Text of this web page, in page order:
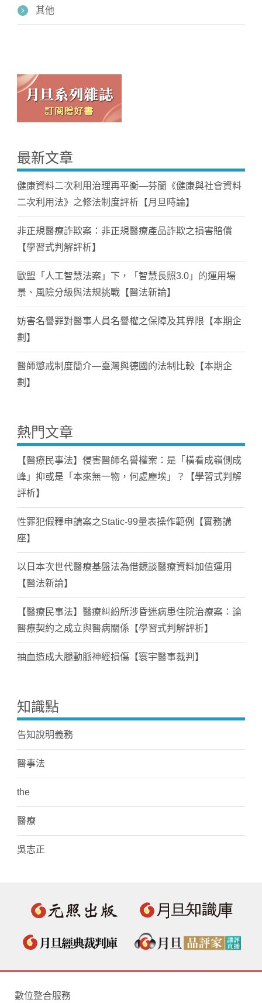
其他
最新文章
健康資料二次利用治理再平衡—芬蘭《健康與社會資料
二次利用法》之修法制度評析【月旦時論】
非正規醫療詐欺案：非正規醫療產品詐欺之損害賠償
【學習式判解評析】
歐盟「人工智慧法案」下，「智慧長照3.0」的運用場
景、風險分級與法規挑戰【醫法新論】
妨害名譽罪對醫事人員名譽權之保障及其界限【本期企
劃】
醫師懲戒制度簡介—臺灣與德國的法制比較【本期企
劃】
熱門文章
【醫療民事法】侵害醫師名譽權案：是「橫看成嶺側成
峰」抑或是「本來無一物，何處塵埃」？【學習式判解
評析】
性罪犯假釋申請案之Static-99量表操作範例【實務講
座】
以日本次世代醫療基盤法為借鏡談醫療資料加值運用
【醫法新論】
【醫療民事法】醫療糾紛所涉昏迷病患住院治療案：論
醫療契約之成立與醫病關係【學習式判解評析】
抽血造成大腿動脈神經損傷【寰宇醫事裁判】
知識點
告知說明義務
醫事法
the
醫療
吳志正
數位整合服務